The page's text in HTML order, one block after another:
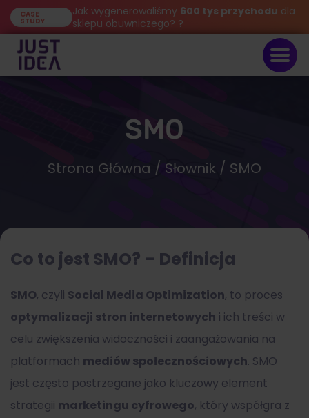
CASE
STUDY
Jak wygenerowaliśmy 600 tys przychodu dla
sklepu obuwniczego? ?
SMO
Strona Główna / Słownik / SMO
Co to jest SMO? – Definicja
SMO, czyli Social Media Optimization, to proces
optymalizacji stron internetowych i ich treści w
celu zwiększenia widoczności i zaangażowania na
platformach mediów społecznościowych. SMO
jest często postrzegane jako kluczowy element
strategii marketingu cyfrowego, który współgra z